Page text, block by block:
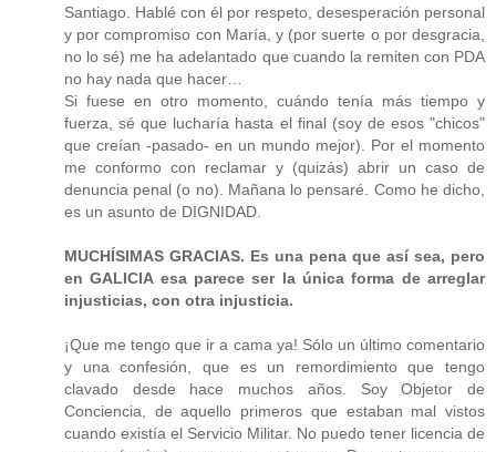
Santiago. Hablé con él por respeto, desesperación personal
y por compromiso con María, y (por suerte o por desgracia,
no lo sé) me ha adelantado que cuando la remiten con PDA
no hay nada que hacer…
Si fuese en otro momento, cuándo tenía más tiempo y
fuerza, sé que lucharía hasta el final (soy de esos "chicos"
que creían -pasado- en un mundo mejor). Por el momento
me conformo con reclamar y (quizás) abrir un caso de
denuncia penal (o no). Mañana lo pensaré. Como he dicho,
es un asunto de DIGNIDAD.
MUCHÍSIMAS GRACIAS. Es una pena que así sea, pero
en GALICIA esa parece ser la única forma de arreglar
injusticias, con otra injusticia.
¡Que me tengo que ir a cama ya! Sólo un último comentario
y una confesión, que es un remordimiento que tengo
clavado desde hace muchos años. Soy Objetor de
Conciencia, de aquello primeros que estaban mal vistos
cuando existía el Servicio Militar. No puedo tener licencia de